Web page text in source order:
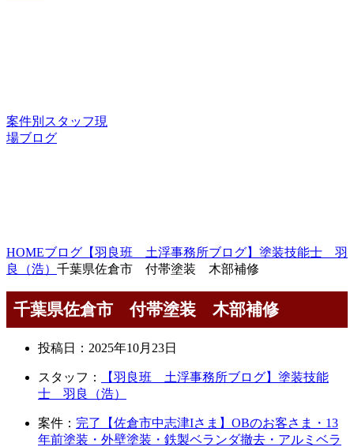
案件別スタッフ現
場ブログ
HOMEブログ 【羽良班 土浮事務所ブログ】塗装技能士 羽
良（浩） 千葉県佐倉市 付帯塗装 木部補修
千葉県佐倉市 付帯塗装 木部補修
投稿日： 2025年10月23日
スタッフ：
【羽良班 土浮事務所ブログ】塗装技能
士 羽良（浩）
案件： 完了【佐倉市中志津Iさま】OBのお客さま・13
年前塗装・外壁塗装・鉄製ベランダ撤去・アルミベラ